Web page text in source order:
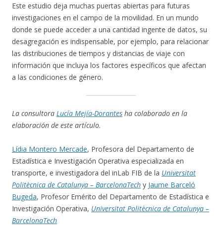
Este estudio deja muchas puertas abiertas para futuras
investigaciones en el campo de la movilidad. En un mundo
donde se puede acceder a una cantidad ingente de datos, su
desagregación es indispensable, por ejemplo, para relacionar
las distribuciones de tiempos y distancias de viaje con
información que incluya los factores específicos que afectan
a las condiciones de género.
La consultora Lucía Mejía-Dorantes ha colaborado en la
elaboración de este artículo.
Lídia Montero Mercade, Profesora del Departamento de
Estadística e Investigación Operativa especializada en
transporte, e investigadora del inLab FIB de la Universitat
Politècnica de Catalunya – BarcelonaTech y Jaume Barceló
Bugeda, Profesor Emérito del Departamento de Estadística e
Investigación Operativa, Universitat Politècnica de Catalunya –
BarcelonaTech